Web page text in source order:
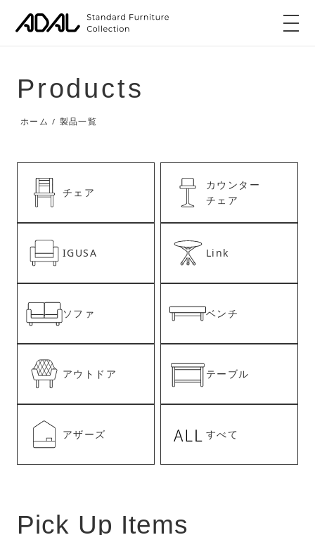
Products
ホーム / 製品一覧
チェア
カウンター
チェア
IGUSA Link
ソファ ベンチ
アウトドア テーブル
アザーズ すべて
Pick Up Items